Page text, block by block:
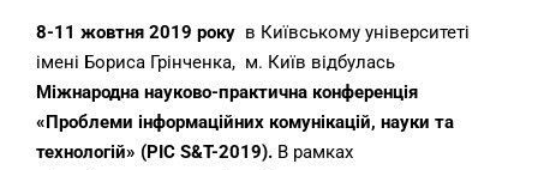
8-11 жовтня 2019 року в Київському університеті
імені Бориса Грінченка, м. Київ відбулась
Міжнародна науково-практична конференція
«Проблеми інформаційних комунікацій, науки та
технологій» (PIC S&T-2019). В рамках